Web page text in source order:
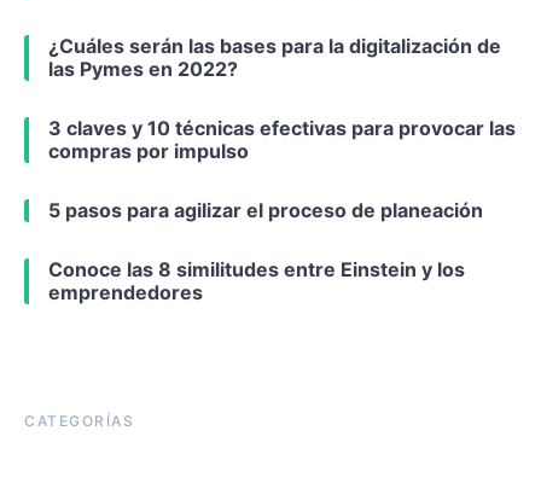
¿Cuáles serán las bases para la digitalización de
las Pymes en 2022?
3 claves y 10 técnicas efectivas para provocar las
compras por impulso
5 pasos para agilizar el proceso de planeación
Conoce las 8 similitudes entre Einstein y los
emprendedores
CATEGORÍAS